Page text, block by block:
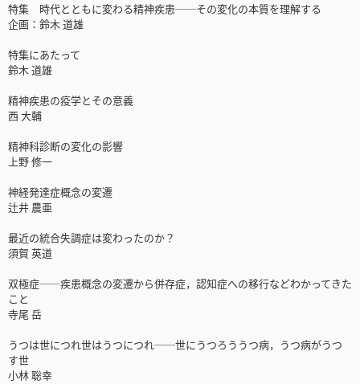
特集 時代とともに変わる精神疾患──その変化の本質を理解する
企画：鈴木 道雄
特集にあたって
鈴木 道雄
精神疾患の疫学とその意義
西 大輔
精神科診断の変化の影響
上野 修一
神経発達症概念の変遷
辻井 農亜
最近の統合失調症は変わったのか？
須賀 英道
双極症──疾患概念の変遷から併存症，認知症への移行などわかってきた
こと
寺尾 岳
うつは世につれ世はうつにつれ──世にうつろううつ病，うつ病がうつ
す世
小林 聡幸